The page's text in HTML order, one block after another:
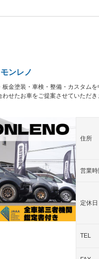
/助手席/サイド
コントロール
－
－ 展示・試乗車
HID(キセノンライト)
パワーシート
－ チップアップシート
－ ウォークスルー
－ シートエアコン
－ エアサスペンション
ンレノ
金塗装・車検・整備・カスタム
せたお車をご提案させていただ
住所
営業時
定休日
TEL